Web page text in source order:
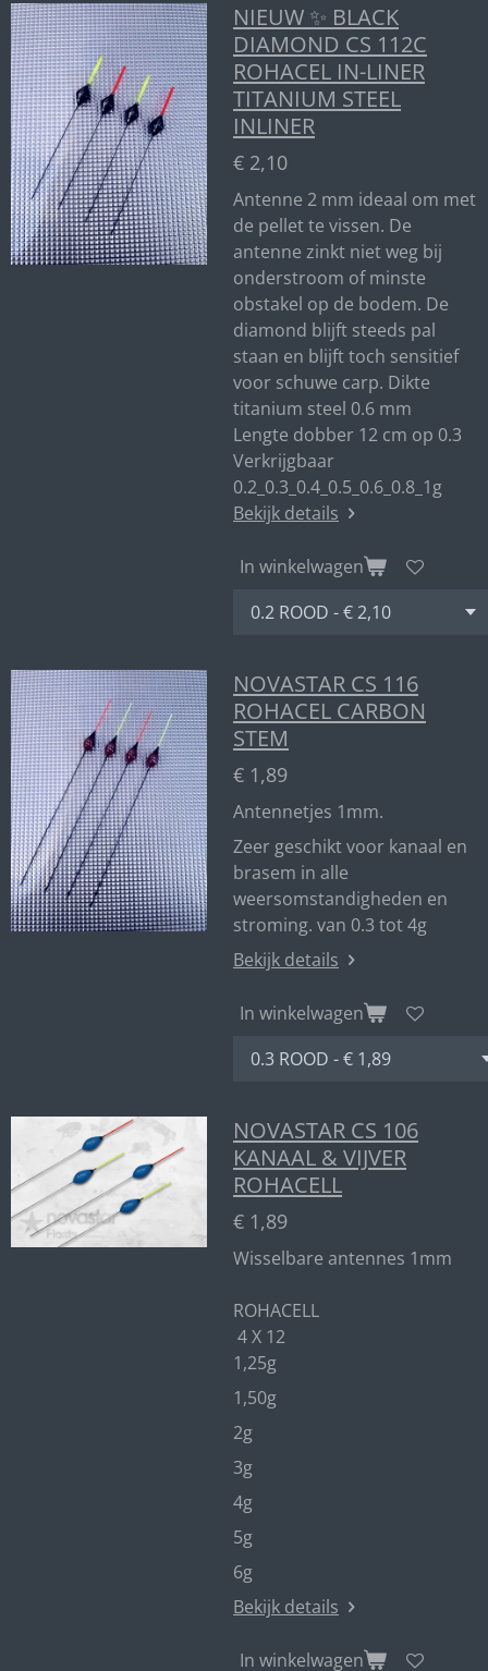
NIEUW ✨ BLACK
DIAMOND CS 112C
ROHACEL IN-LINER
TITANIUM STEEL
INLINER
€ 2,10
Antenne 2 mm ideaal om met
de pellet te vissen. De
antenne zinkt niet weg bij
onderstroom of minste
obstakel op de bodem. De
diamond blijft steeds pal
staan en blijft toch sensitief
voor schuwe carp. Dikte
titanium steel 0.6 mm
Lengte dobber 12 cm op 0.3
Verkrijgbaar
0.2_0.3_0.4_0.5_0.6_0.8_1g
Bekijk details
In winkelwagen
NOVASTAR CS 116
ROHACEL CARBON
STEM
€ 1,89
Antennetjes 1mm.
Zeer geschikt voor kanaal en
brasem in alle
weersomstandigheden en
stroming. van 0.3 tot 4g
Bekijk details
In winkelwagen
NOVASTAR CS 106
KANAAL & VIJVER
ROHACELL
€ 1,89
Wisselbare antennes 1mm
ROHACELL
4 X 12
1,25g
1,50g
2g
3g
4g
5g
6g
Bekijk details
In winkelwagen